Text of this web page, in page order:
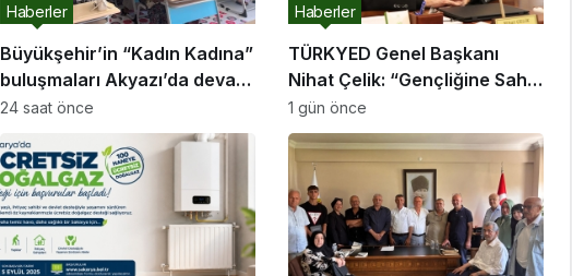
Büyükşehir’in “Kadın Kadına”
buluşmaları Akyazı’da devam
etti
Haberler
24 saat önce
TÜRKYED Genel Başkanı
Nihat Çelik: “Gençliğine Sahip
Çıkmayan Milletler Geleceğini
İnşa Edemez”
Haberler
1 gün önce